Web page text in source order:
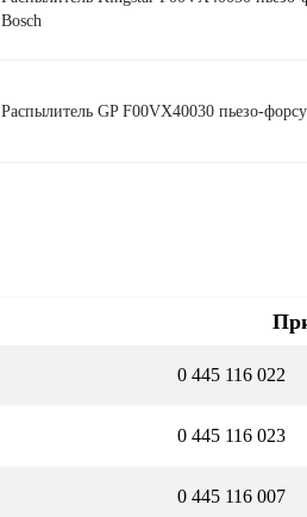
Bosch
Распылитель GP F00VX40030 пьезо-
0 445 116 022
0 445 116 023
0 445 116 007